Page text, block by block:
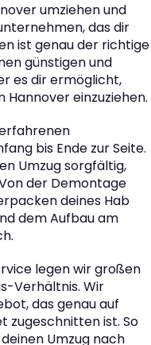
umziehen und
das dir
ist genau der richtige
günstigen und
es dir ermöglicht,
Hannover einzuziehen.
bis Ende zur Seite.
Umzug sorgfältig,
der Demontage
deines Hab
dem Aufbau am
legen wir großen
Verhältnis. Wir
das genau auf
zugeschnitten ist. So
Umzug nach